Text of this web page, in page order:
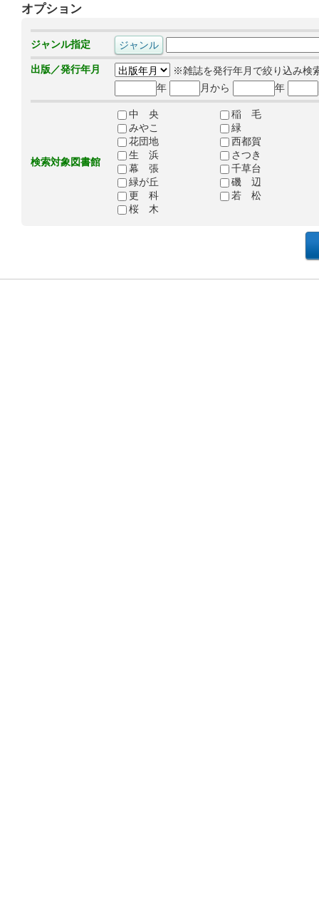
オプション
ジャンル指定
出版／発行年月
※雑誌を発行年月で絞り込み検
年
月から 年
検索対象図書館
中 央
稲 毛
みやこ
緑
花団地
西都賀
生 浜
さつき
幕 張
千草台
緑が丘
磯 辺
更 科
若 松
桜 木